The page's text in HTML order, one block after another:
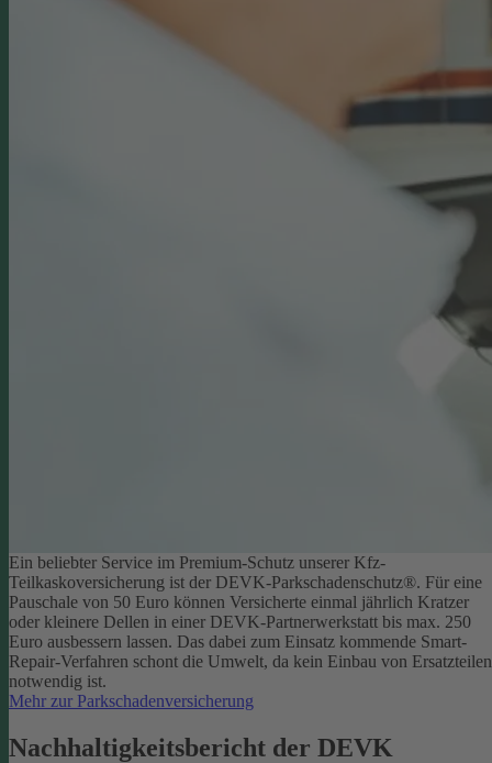
Ein beliebter Service im Premium-Schutz unserer Kfz-
Teilkaskoversicherung ist der DEVK-Parkschadenschutz®. Für eine
Pauschale von 50 Euro können Versicherte einmal jährlich Kratzer
oder kleinere Dellen in einer DEVK-Partnerwerkstatt bis max. 250
Euro ausbessern lassen. Das dabei zum Einsatz kommende Smart-
Repair-Verfahren schont die Umwelt, da kein Einbau von Ersatzteilen
notwendig ist.
Mehr zur Parkschadenversicherung
Nachhaltigkeitsbericht der DEVK